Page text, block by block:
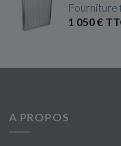
Fourniture
1 050 €
A PROPOS